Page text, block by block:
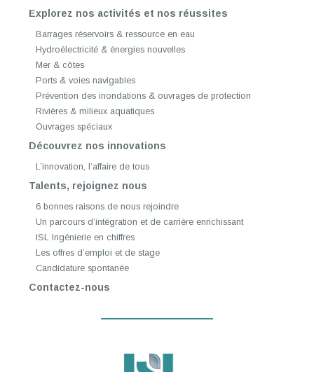
Explorez nos activités et nos réussites
Barrages réservoirs & ressource en eau
Hydroélectricité & énergies nouvelles
Mer & côtes
Ports & voies navigables
Prévention des inondations & ouvrages de protection
Rivières & milieux aquatiques
Ouvrages spéciaux
Découvrez nos innovations
L’innovation, l’affaire de tous
Talents, rejoignez nous
6 bonnes raisons de nous rejoindre
Un parcours d’intégration et de carrière enrichissant
ISL Ingénierie en chiffres
Les offres d’emploi et de stage
Candidature spontanée
Contactez-nous